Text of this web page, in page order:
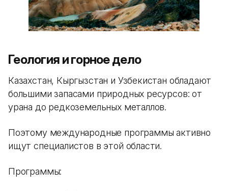
Геология и горное дело
Казахстан, Кыргызстан и Узбекистан обладают
большими запасами природных ресурсов: от
урана до редкоземельных металлов.
Поэтому международные программы активно
ищут специалистов в этой области.
Программы: